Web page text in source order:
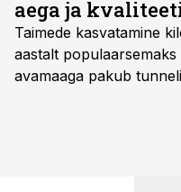
aega ja
Taimede kasvatamine
aastalt
avamaaga pakub